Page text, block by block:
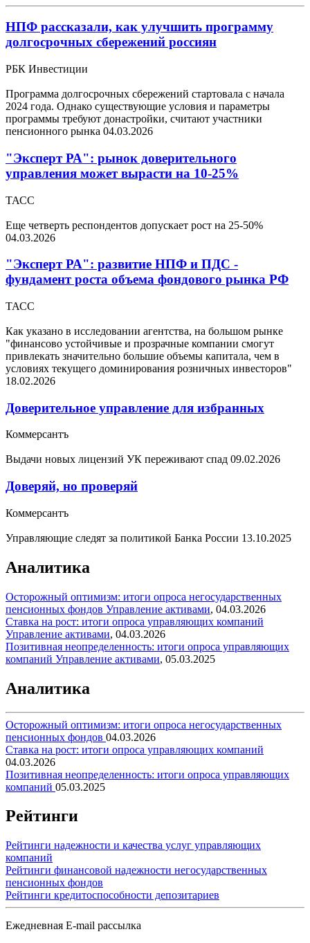
НПФ рассказали, как улучшить программу
долгосрочных сбережений россиян
РБК Инвестиции
Программа долгосрочных сбережений стартовала с начала
2024 года. Однако существующие условия и параметры
программы требуют донастройки, считают участники
пенсионного рынка 04.03.2026
"Эксперт РА": рынок доверительного
управления может вырасти на 10-25%
ТАСС
Еще четверть респондентов допускает рост на 25-50%
04.03.2026
"Эксперт РА": развитие НПФ и ПДС -
фундамент роста объема фондового рынка РФ
ТАСС
Как указано в исследовании агентства, на большом рынке
"финансово устойчивые и прозрачные компании смогут
привлекать значительно большие объемы капитала, чем в
условиях текущего доминирования розничных инвесторов"
18.02.2026
Доверительное управление для избранных
Коммерсантъ
Выдачи новых лицензий УК переживают спад 09.02.2026
Доверяй, но проверяй
Коммерсантъ
Управляющие следят за политикой Банка России 13.10.2025
Аналитика
Осторожный оптимизм: итоги опроса негосударственных
пенсионных фондов Управление активами, 04.03.2026
Ставка на рост: итоги опроса управляющих компаний
Управление активами, 04.03.2026
Позитивная неопределенность: итоги опроса управляющих
компаний Управление активами, 05.03.2025
Аналитика
Осторожный оптимизм: итоги опроса негосударственных
пенсионных фондов 04.03.2026
Ставка на рост: итоги опроса управляющих компаний
04.03.2026
Позитивная неопределенность: итоги опроса управляющих
компаний 05.03.2025
Рейтинги
Рейтинги надежности и качества услуг управляющих
компаний
Рейтинги финансовой надежности негосударственных
пенсионных фондов
Рейтинги кредитоспособности депозитариев
Ежедневная E-mail рассылка